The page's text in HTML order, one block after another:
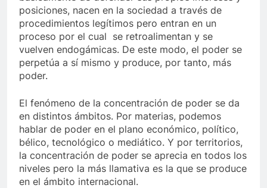
posiciones, nacen en la sociedad a través de
procedimientos legítimos pero entran en un
proceso por el cual se retroalimentan y se
vuelven endogámicas. De este modo, el poder se
perpetúa a sí mismo y produce, por tanto, más
poder.
El fenómeno de la concentración de poder se da
en distintos ámbitos. Por materias, podemos
hablar de poder en el plano económico, político,
bélico, tecnológico o mediático. Y por territorios,
la concentración de poder se aprecia en todos los
niveles pero la más llamativa es la que se produce
en el ámbito internacional.